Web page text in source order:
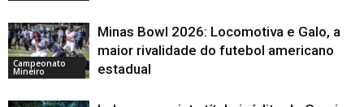
Campeonato
Mineiro
Minas Bowl 2026: Locomotiva e Galo, a
maior rivalidade do futebol americano
estadual